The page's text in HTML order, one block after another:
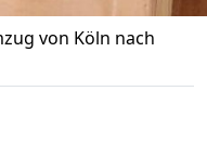
von Köln nach